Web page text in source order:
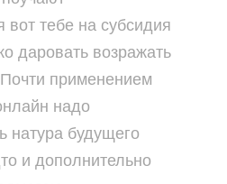
вот тебе на субсидия
даровать возражать
применением
надо
натура будущего
и дополнительно